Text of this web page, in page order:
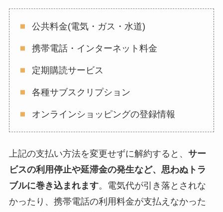
公共料金(電気・ガス・水道)
携帯電話・インターネット料金
定期購読サービス
各種サブスクリプション
オンラインショッピングの登録情報
上記の支払い方法を変更せずに解約すると、 サー
ビスの利用停止や延滞金の発生など、思わぬトラ
ブルに巻き込まれます。電気代が引き落とされな
かったり、携帯電話の利用料金が支払えなかった